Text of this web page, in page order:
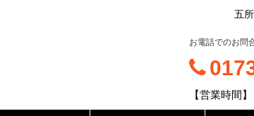
五
お電話でのお問
【営業時間